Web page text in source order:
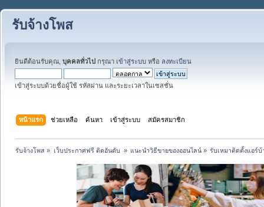
รับจ้างโพส
ยินดีต้อนรับคุณ, บุคคลทั่วไป กรุณา เข้าสู่ระบบ หรือ ลงทะเบียน
เข้าสู่ระบบด้วยชื่อผู้ใช้ รหัสผ่าน และระยะเวลาในเซสชั่น
หน้าแรก ช่วยเหลือ ค้นหา เข้าสู่ระบบ สมัครสมาชิก
รับจ้างโพส » เว็บประกาศฟรี ติดอันดับ » แนะนำวิธีขายของออนไลน์» รับเหมาติดตั้งแอร์